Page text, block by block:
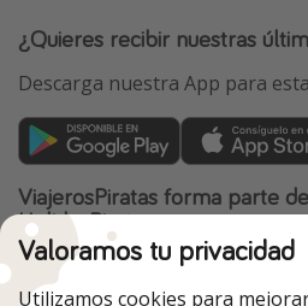
¿Quieres recibir nuestras
Descarga nuestra App para
ViajerosPiratas forma parte
HolidayPirates
Nuestros mercados
Valoramos tu privacidad
Utilizamos cookies para